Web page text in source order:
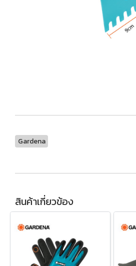
Gardena
สินค้าเกี่ยวข้อง